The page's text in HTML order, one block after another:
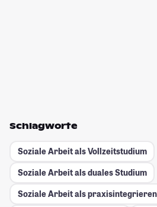
Schlagworte
Soziale Arbeit als Vollzeitstudium
Soziale Arbeit als duales Studium
Soziale Arbeit als